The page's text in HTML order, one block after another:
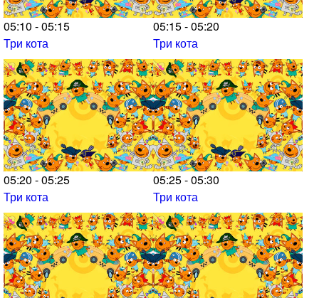
05:10 - 05:15
Три кота
05:15 - 05:20
Три кота
05:20 - 05:25
Три кота
05:25 - 05:30
Три кота